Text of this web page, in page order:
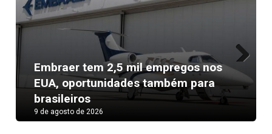
Embraer tem 2,5 mil empregos nos
EUA, oportunidades também para
brasileiros
9 de agosto de 2026
Next